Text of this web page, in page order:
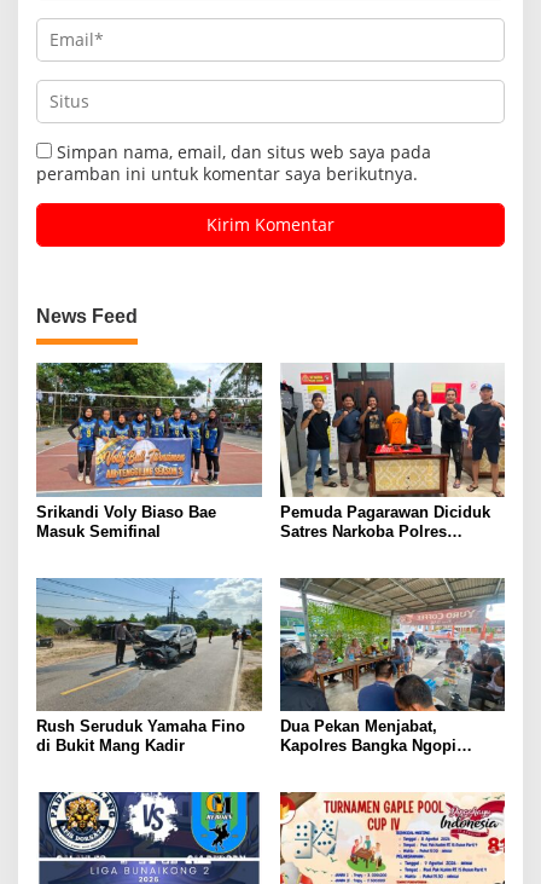
Simpan nama, email, dan situs web saya pada
peramban ini untuk komentar saya berikutnya.
News Feed
Srikandi Voly Biaso Bae
Masuk Semifinal
Pemuda Pagarawan Diciduk
Satres Narkoba Polres
Rush Seruduk Yamaha Fino
di Bukit Mang Kadir
Dua Pekan Menjabat,
Kapolres Bangka Ngopi